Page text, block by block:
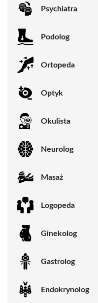
Psychiatra
Podolog
Ortopeda
Optyk
Okulista
Neurolog
Masaż
Logopeda
Ginekolog
Gastrolog
Endokrynolog